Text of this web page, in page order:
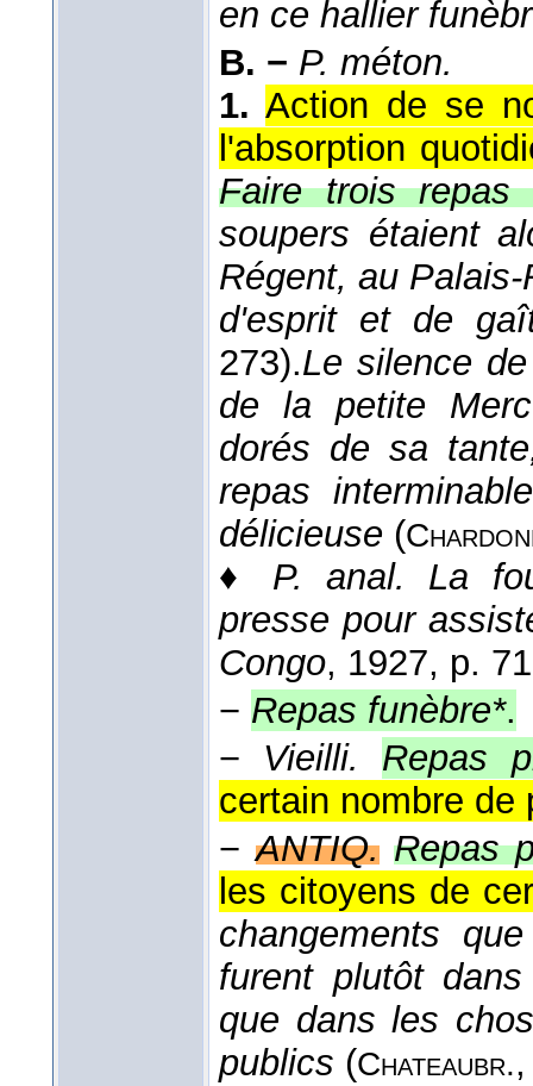
en ce hallier
B. − P. méton.
1. Action de se
l'absorption
Faire trois
soupers étaient
Régent, au
d'esprit et de
273).Le silence
de la petite
dorés de sa
repas
délicieuse (
♦ P. anal.
La
presse pour
Congo, 1927, p.
− Repas funèbre*.
− Vieilli.
Repas
certain nombre de
−ANTIQ. Repas
les citoyens de
changements
furent plutôt
que dans les
publics (Chateaubr.